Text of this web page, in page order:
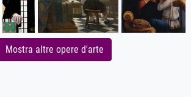
Mostra altre opere d'arte